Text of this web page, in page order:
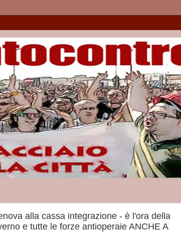
alla cassa integrazione - è l'ora della
e tutte le forze antioperaie ANCHE A